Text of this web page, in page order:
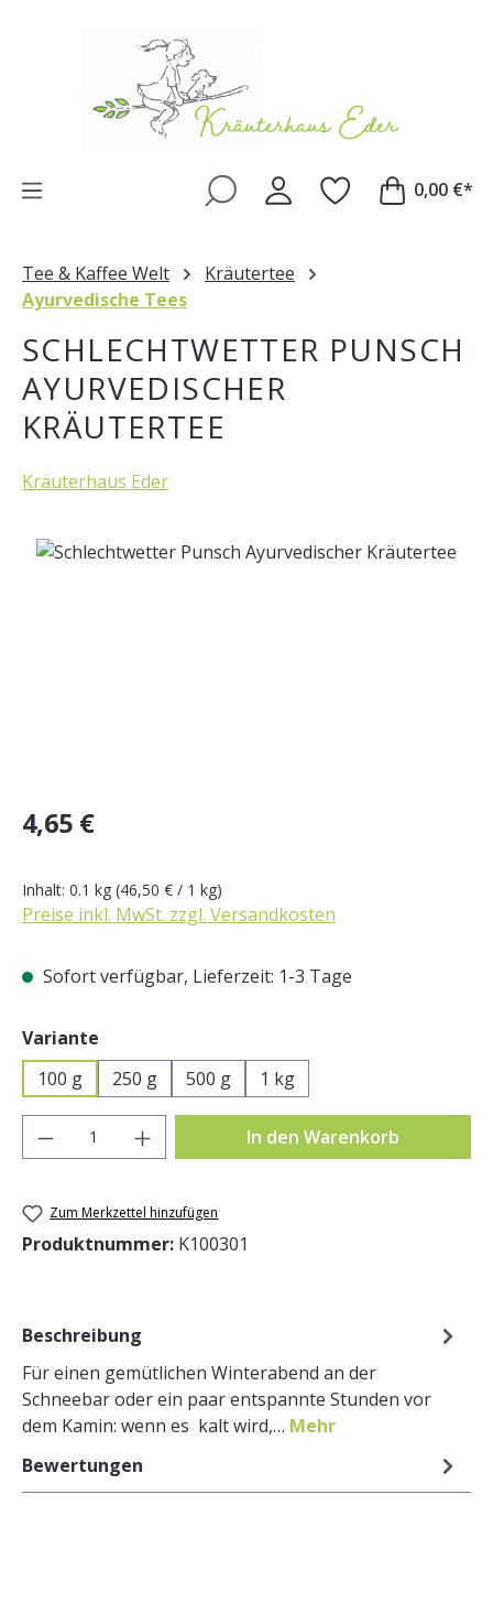
0,00 €*
Tee & Kaffee Welt
Kräutertee
Ayurvedische Tees
SCHLECHTWETTER PUNSCH
AYURVEDISCHER
KRÄUTERTEE
Kräuterhaus Eder
Bildergalerie überspringen
Regulärer Preis:
4,65 €
Inhalt: 0.1 kg (46,50 € / 1 kg)
Preise inkl. MwSt. zzgl. Versandkosten
Sofort verfügbar, Lieferzeit: 1-3 Tage
Variante
100 g
250 g 500 g 1 kg
Produkt Anzahl: Gib den gewünschten
In den Warenkorb
Zum Merkzettel hinzufügen
Produktnummer: K100301
Beschreibung
Für einen gemütlichen Winterabend an der
Schneebar oder ein paar entspannte Stunden vor
dem Kamin: wenn es kalt wird,… Mehr
Bewertungen